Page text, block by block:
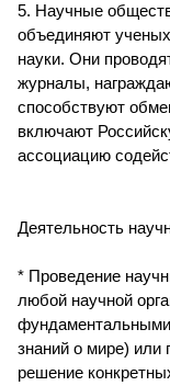
5. Научные
объединяют
науки. Они
журналы,
способствуют
включают
ассоциацию
Деятельность
* Проведение
любой научной
знаний о мире)
решение